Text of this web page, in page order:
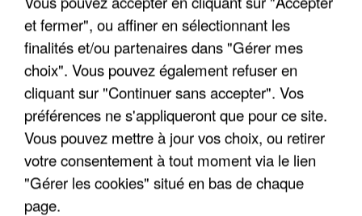
APRÈS TOUTES CES CANICULES, LES REFUGES
DE FAUNE SAUVAGE SONT...
et fermer", ou affiner en sélectionnant les
finalités et/ou partenaires dans "Gérer mes
choix". Vous pouvez également refuser en
cliquant sur "Continuer sans accepter". Vos
préférences ne s'appliqueront que pour ce site.
Vous pouvez mettre à jour vos choix, ou retirer
votre consentement à tout moment via le lien
"Gérer les cookies" situé en bas de chaque
page.